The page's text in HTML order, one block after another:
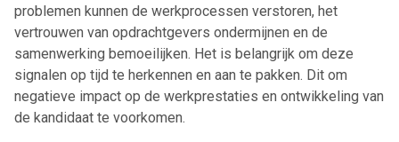
problemen kunnen de werkprocessen verstoren, het
vertrouwen van opdrachtgevers ondermijnen en de
samenwerking bemoeilijken. Het is belangrijk om deze
signalen op tijd te herkennen en aan te pakken. Dit om
negatieve impact op de werkprestaties en ontwikkeling van
de kandidaat te voorkomen.